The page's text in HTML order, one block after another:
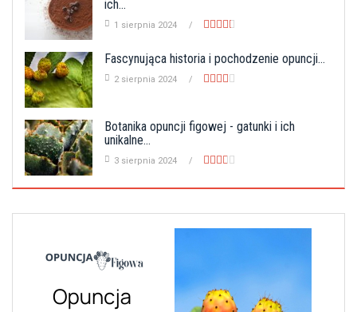
ich...
1 sierpnia 2024
Fascynująca historia i pochodzenie opuncji...
2 sierpnia 2024
Botanika opuncji figowej - gatunki i ich
unikalne...
3 sierpnia 2024